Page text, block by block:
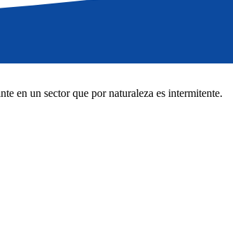
en un sector que por naturaleza es intermitente.